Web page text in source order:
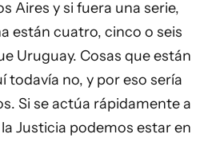
Aires y si fuera una serie,
están cuatro, cinco o seis
Uruguay. Cosas que están
todavía no, y por eso sería
Si se actúa rápidamente a
Justicia podemos estar en